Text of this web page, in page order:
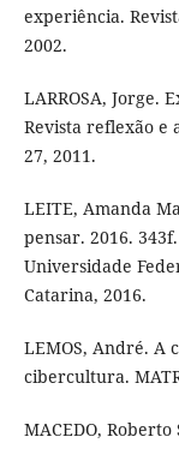
experiência.
2002.
LARROSA, Jorge.
Revista reflexão e
27, 2011.
LEITE, Amanda
pensar. 2016.
Universidade
Catarina, 2016.
LEMOS, André. A
cibercultura.
MACEDO,